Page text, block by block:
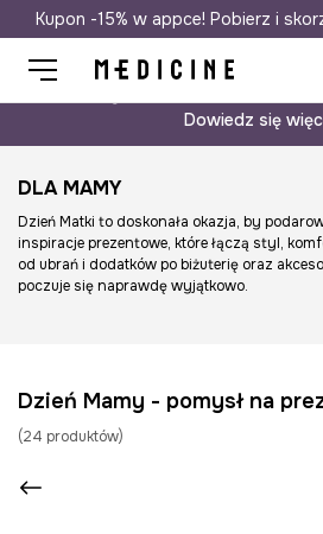
Darmowa dostawa do
Kupon -15% w appce! Pobierz i
Dowiedz się
DLA MAMY
Dzień Matki to doskonała okazja, by
inspiracje prezentowe, które łączą styl,
od ubrań i dodatków po biżuterię oraz
poczuje się naprawdę wyjątkowo.
Dzień Mamy - pomysł na
(24 produktów)